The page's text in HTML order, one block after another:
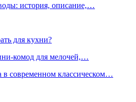
история, описание,…
для кухни?
комод для мелочей,…
в современном классическом…